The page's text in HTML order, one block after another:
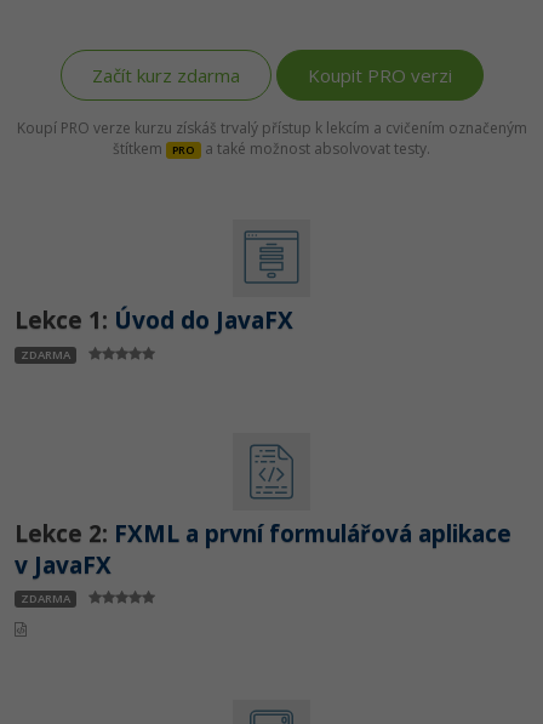
Začít kurz zdarma Koupit PRO verzi
Koupí PRO verze kurzu získáš trvalý přístup k lekcím a cvičením označeným
štítkem
PRO a také možnost absolvovat testy.
Lekce 1: Úvod do JavaFX
ZDARMA
Lekce 2: FXML a první formulářová aplikace
v JavaFX
ZDARMA